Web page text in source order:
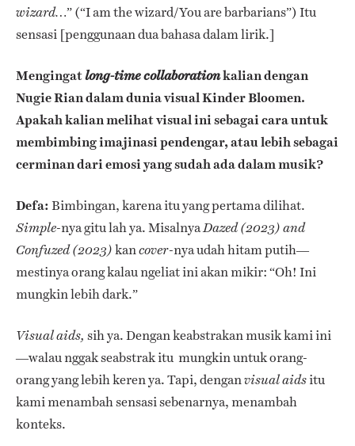
wizard…” (“I am the wizard/You are barbarians”) Itu
sensasi [penggunaan dua bahasa dalam lirik.]
Mengingatlong-time collaborationkalian dengan
Nugie Rian dalam dunia visual Kinder Bloomen.
Apakah kalian melihat visual ini sebagai cara untuk
membimbing imajinasi pendengar, atau lebih sebagai
cerminan dari emosi yang sudah ada dalam musik?
Defa: Bimbingan, karena itu yang pertama dilihat.
Simple-nya gitu lah ya. MisalnyaDazed (2023) and
Confuzed (2023) kancover-nya udah hitam putih—
mestinya orang kalau ngeliat ini akan mikir: “Oh! Ini
mungkin lebih dark.”
Visual aids, sih ya. Dengan keabstrakan musik kami ini
—walau nggak seabstrak itu mungkin untuk orang-
orang yang lebih keren ya. Tapi, denganvisual aidsitu
kami menambah sensasi sebenarnya, menambah
konteks.